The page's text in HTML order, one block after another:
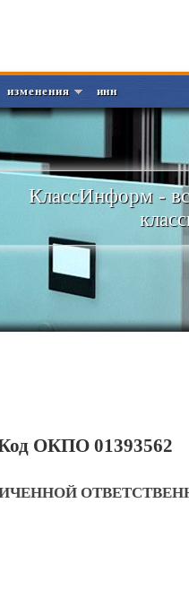
изменения инн
КлассИнформ -
ОКПО 01393562